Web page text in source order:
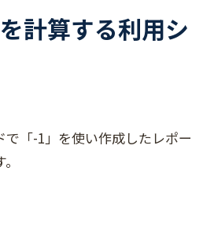
計算する利用シ
「-1」を使い作成したレポー